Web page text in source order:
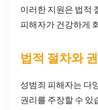
이러한 지원은 법적
피해자가 건강하게
법적 절차와
성범죄 피해자는 다
권리를 주장할 수 있